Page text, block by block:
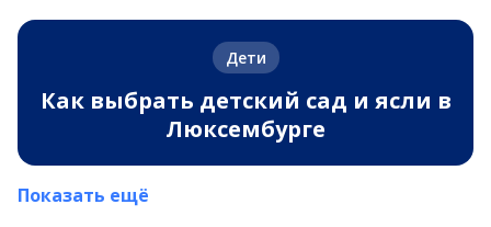
Дети
Как выбрать детский сад и ясли в
Люксембурге
Показать ещё